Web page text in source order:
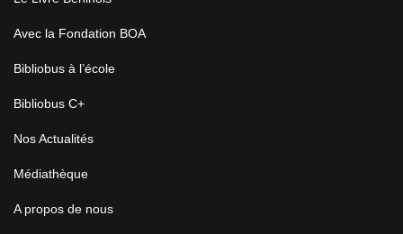
Avec la Fondation BOA
Bibliobus à l’école
Bibliobus C+
Nos Actualités
Médiathèque
A propos de nous